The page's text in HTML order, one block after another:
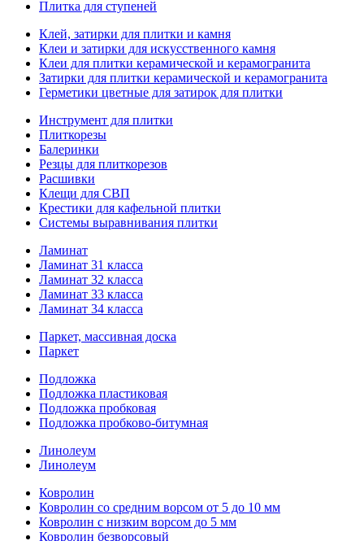
Плитка для ступеней
Клей, затирки для плитки и камня
Клеи и затирки для искусственного камня
Клеи для плитки керамической и керамогранита
Затирки для плитки керамической и керамогранита
Герметики цветные для затирок для плитки
Инструмент для плитки
Плиткорезы
Балеринки
Резцы для плиткорезов
Расшивки
Клещи для СВП
Крестики для кафельной плитки
Системы выравнивания плитки
Ламинат
Ламинат 31 класса
Ламинат 32 класса
Ламинат 33 класса
Ламинат 34 класса
Паркет, массивная доска
Паркет
Подложка
Подложка пластиковая
Подложка пробковая
Подложка пробково-битумная
Линолеум
Линолеум
Ковролин
Ковролин со средним ворсом от 5 до 10 мм
Ковролин с низким ворсом до 5 мм
Ковролин безворсовый